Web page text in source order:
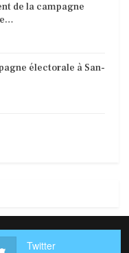
de la campagne
électorale à San-
Twitter